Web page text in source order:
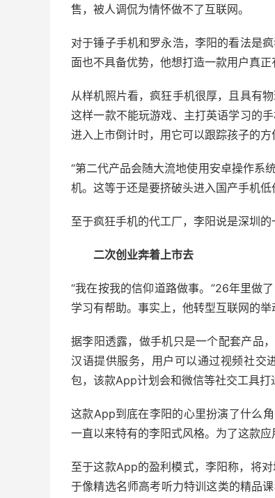
售，被人调侃为情怀做不了互联网。
对于锤子手机和罗永浩，李阳的看法是
面也不具备优势，他想打造一款用户真正
从样机照片看，疯狂手机很厚，且具有
这样一款不能玩游戏、主打英语学习的
进入上市倒计时，用它可以跟踪孩子的
“第二代产品会随大流地使用安卓操作系
机。这等于还是要挤破头进入国产手机低
至于疯狂手机的代工厂，李阳说是深圳
二次创业奔着上市去
“我在按我的信仰道路做事。”26年里做
学习有帮助。事实上，他转型互联网的
据李阳透露，做手机只是一个配套产品
汉语提供服务，用户可以通过视频社交
包，该款App计划会和微信等社交工具打
这款App到底在李阳的心里扮演了什么
一直以来特有的李阳式风格。为了这款
至于这款App的盈利模式，李阳称，将
于像精选名师高考听力特训这类的精品